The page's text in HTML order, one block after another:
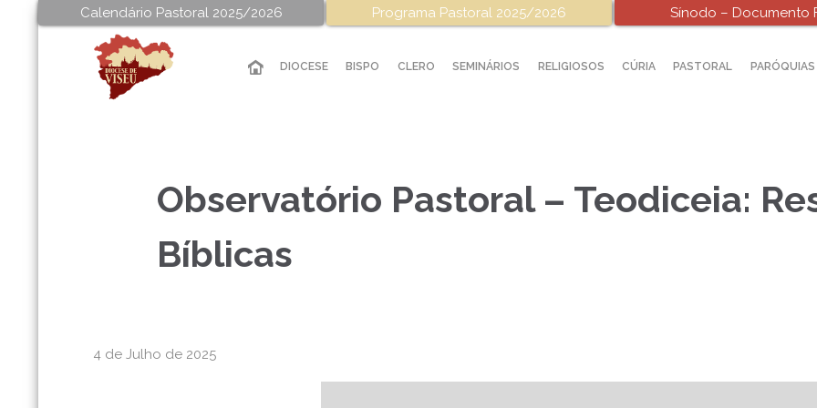
Calendário Pastoral 2025/2026 Programa Pastoral 2025/2026 Sínodo – Documento
DIOCESE BISPO CLERO SEMINÁRIOS RELIGIOSOS CÚRIA PASTORAL PARÓQUIAS
Observatório Pastoral – Teodiceia:
Bíblicas
4 de Julho de 2025